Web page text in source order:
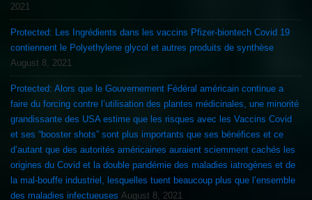
2021
Protected: Les Ingrédients dans les vaccins Pfizer-biontech Covid 19
contiennent le Polyethylene glycol et autres produits de synthèse
August 8, 2021
Protected: Alors que le Gouvernement Fédéral américain continue a
faire du forcing contre l’utilisation des plantes médicinales, une minorité
grandissante des USA estime que les risques avec les Vaccins Covid
et ses “booster shots” sont plus importants que ses bénéfices et ce
d’autant que des autorités américaines auraient sciemment cachés les
origines du Covid et la double pandémie des maladies iatrogènes et de
la mal-bouffe industriel, lesquelles tuent beaucoup plus que l’ensemble
des maladies infectueuses August 8, 2021